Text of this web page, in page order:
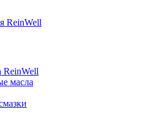
ReinWell
ReinWell
масла